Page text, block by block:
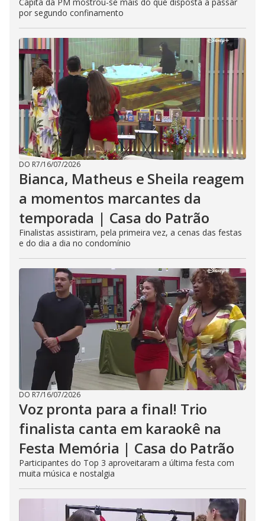
por segundo confinamento
DO R7/16/07/2026
Bianca, Matheus e Sheila reagem
a momentos marcantes da
temporada | Casa do Patrão
Finalistas assistiram, pela primeira vez, a cenas das festas
e do dia a dia no condomínio
DO R7/16/07/2026
Voz pronta para a final! Trio
finalista canta em karaokê na
Festa Memória | Casa do Patrão
Participantes do Top 3 aproveitaram a última festa com
muita música e nostalgia